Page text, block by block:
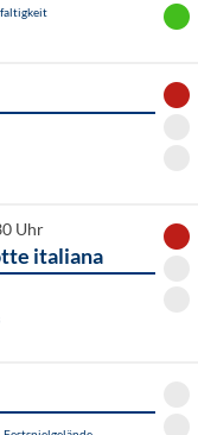
Uhr
italiana